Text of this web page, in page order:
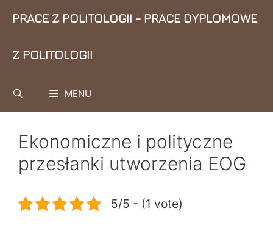
PRACE Z POLITOLOGII - PRACE DYPLOMOWE
Z POLITOLOGII
MENU
Ekonomiczne i polityczne
przesłanki utworzenia EOG
5/5 - (1 vote)